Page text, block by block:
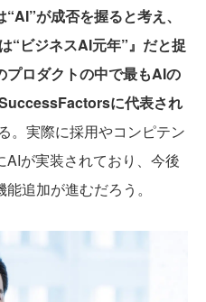
“AI”が成否を握ると考え、
“ビジネスAI元年”』だと捉
プロダクトの中で最もAIの
に代表され
。実際に採用やコンピテン
AIが実装されており、今後
追加が進むだろう。